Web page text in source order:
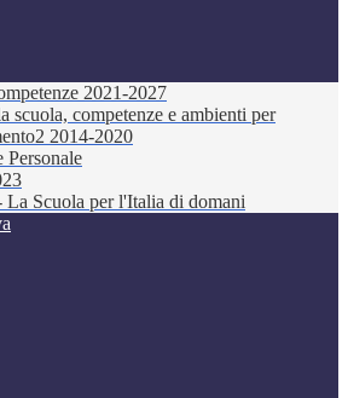
2021-2027
scuola, competenze e ambienti per
2014-2020
Personale
Scuola per l'Italia di domani